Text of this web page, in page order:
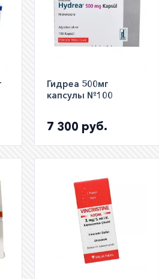
Гидреа 500мг
капсулы №100
7 300 руб.